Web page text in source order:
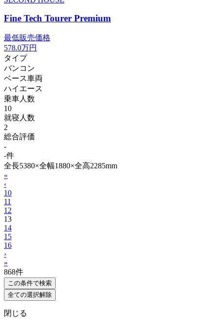
Fine Tech Tourer Premium
最低販売価格
578.0万円
タイプ
バンコン
ベース車両
ハイエース
乗車人数
10
就寝人数
2
総合評価
-
-件
全長5380×全幅1880×全高2285mm
«
‹
10
11
12
13
14
15
16
›
»
868件
この条件で検索
全ての選択解除
閉じる